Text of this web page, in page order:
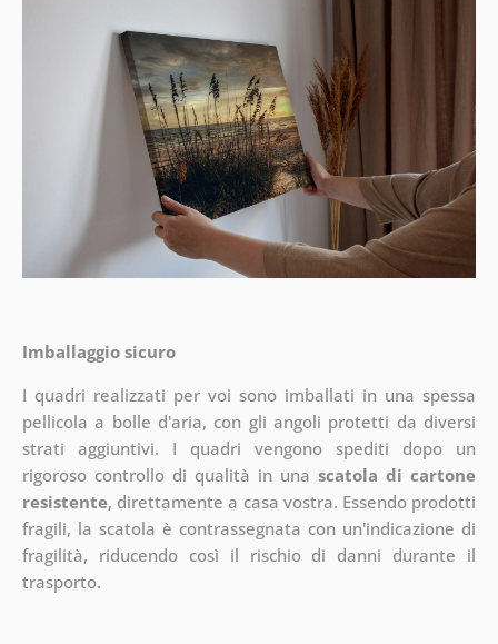
Imballaggio sicuro
I quadri realizzati per voi sono imballati in una spessa
pellicola a bolle d'aria, con gli angoli protetti da diversi
strati aggiuntivi. I quadri vengono spediti dopo un
rigoroso controllo di qualità in unascatola di cartone
resistente, direttamente a casa vostra. Essendo prodotti
fragili, la scatola è contrassegnata con un'indicazione di
fragilità, riducendo così il rischio di danni durante il
trasporto.